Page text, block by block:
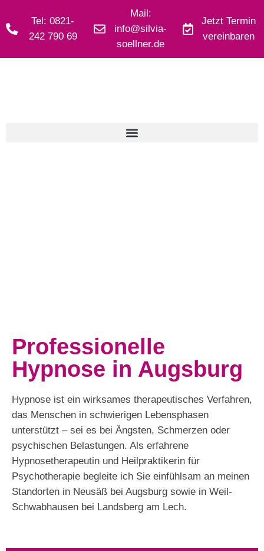
Inhalt
springen
Tel: 0821-
242 790 69
Mail:
info@silvia-
soellner.de
Jetzt Termin
vereinbaren
Professionelle
Hypnose in Augsburg
Hypnose ist ein wirksames therapeutisches Verfahren,
das Menschen in schwierigen Lebensphasen
unterstützt – sei es bei Ängsten, Schmerzen oder
psychischen Belastungen. Als erfahrene
Hypnosetherapeutin und Heilpraktikerin für
Psychotherapie begleite ich Sie einfühlsam an meinen
Standorten in Neusäß bei Augsburg sowie in Weil-
Schwabhausen bei Landsberg am Lech.